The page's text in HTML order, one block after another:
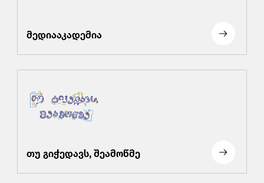
მედიააკადემია
თუ გიჭედავს, შეამოწმე